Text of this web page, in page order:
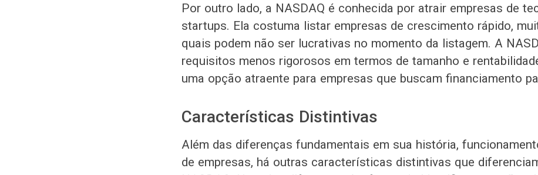
Por outro lado, a NASDAQ é conhecida por atrair empresas de
startups. Ela costuma listar empresas de crescimento rápido,
quais podem não ser lucrativas no momento da listagem. A
requisitos menos rigorosos em termos de tamanho e
uma opção atraente para empresas que buscam financiamento
Características Distintivas
Além das diferenças fundamentais em sua história,
de empresas, há outras características distintivas que